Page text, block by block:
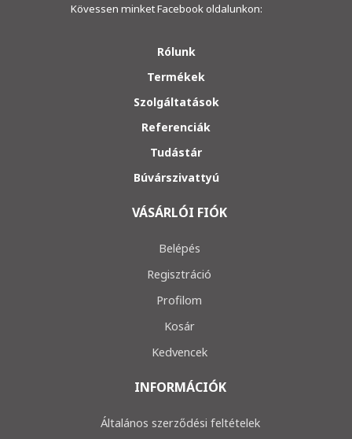
Kövessen minket Facebook oldalunkon:
Rólunk
Termékek
Szolgáltatások
Referenciák
Tudástár
Búvárszivattyú
VÁSÁRLÓI FIÓK
Belépés
Regisztráció
Profilom
Kosár
Kedvencek
INFORMÁCIÓK
Általános szerződési feltételek